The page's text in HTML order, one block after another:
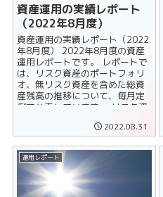
資産運用の実績レポート
（2022年8月度）
資産運用の実績レポート（2022
年8月度） 2022年8月度の資産
運用レポートです。 レポートで
は、リスク資産のポートフォリ
オ、無リスク資産を含めた総資
産残高の推移について、毎月定
例で公表しています。 リスク資
2022.08.31
運用レポート